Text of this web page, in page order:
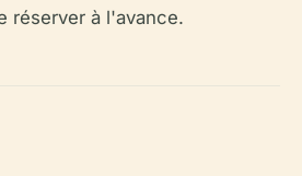
réserver à l'avance.